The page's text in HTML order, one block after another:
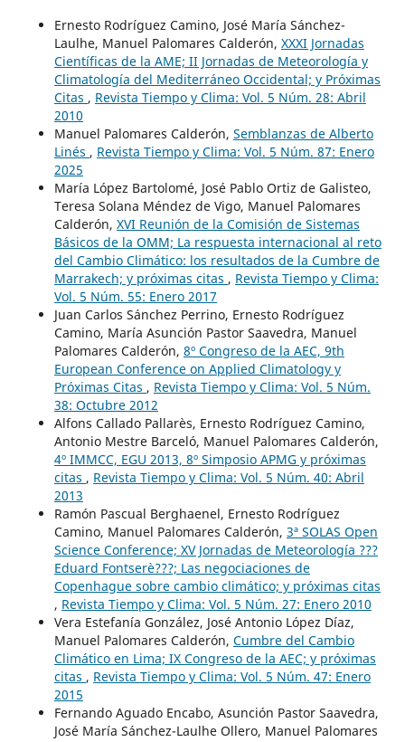
Ernesto Rodríguez Camino, José María Sánchez-
Laulhe, Manuel Palomares Calderón, XXXI Jornadas
Científicas de la AME; II Jornadas de Meteorología y
Climatología del Mediterráneo Occidental; y Próximas
Citas , Revista Tiempo y Clima: Vol. 5 Núm. 28: Abril
2010
Manuel Palomares Calderón, Semblanzas de Alberto
Linés , Revista Tiempo y Clima: Vol. 5 Núm. 87: Enero
2025
María López Bartolomé, José Pablo Ortiz de Galisteo,
Teresa Solana Méndez de Vigo, Manuel Palomares
Calderón, XVI Reunión de la Comisión de Sistemas
Básicos de la OMM; La respuesta internacional al reto
del Cambio Climático: los resultados de la Cumbre de
Marrakech; y próximas citas , Revista Tiempo y Clima:
Vol. 5 Núm. 55: Enero 2017
Juan Carlos Sánchez Perrino, Ernesto Rodríguez
Camino, María Asunción Pastor Saavedra, Manuel
Palomares Calderón, 8º Congreso de la AEC, 9th
European Conference on Applied Climatology y
Próximas Citas , Revista Tiempo y Clima: Vol. 5 Núm.
38: Octubre 2012
Alfons Callado Pallarès, Ernesto Rodríguez Camino,
Antonio Mestre Barceló, Manuel Palomares Calderón,
4º IMMCC, EGU 2013, 8º Simposio APMG y próximas
citas , Revista Tiempo y Clima: Vol. 5 Núm. 40: Abril
2013
Ramón Pascual Berghaenel, Ernesto Rodríguez
Camino, Manuel Palomares Calderón, 3ª SOLAS Open
Science Conference; XV Jornadas de Meteorología ???
Eduard Fontserè???; Las negociaciones de
Copenhague sobre cambio climático; y próximas citas
, Revista Tiempo y Clima: Vol. 5 Núm. 27: Enero 2010
Vera Estefanía González, José Antonio López Díaz,
Manuel Palomares Calderón, Cumbre del Cambio
Climático en Lima; IX Congreso de la AEC; y próximas
citas , Revista Tiempo y Clima: Vol. 5 Núm. 47: Enero
2015
Fernando Aguado Encabo, Asunción Pastor Saavedra,
José María Sánchez-Laulhe Ollero, Manuel Palomares